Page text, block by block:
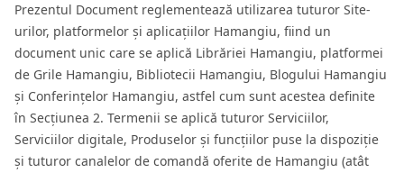
Prezentul Document reglementează utilizarea tuturor Site-
urilor, platformelor și aplicațiilor Hamangiu, fiind un
document unic care se aplică Librăriei Hamangiu, platformei
de Grile Hamangiu, Bibliotecii Hamangiu, Blogului Hamangiu
și Conferințelor Hamangiu, astfel cum sunt acestea definite
în Secțiunea 2. Termenii se aplică tuturor Serviciilor,
Serviciilor digitale, Produselor și funcțiilor puse la dispoziție
și tuturor canalelor de comandă oferite de Hamangiu (atât